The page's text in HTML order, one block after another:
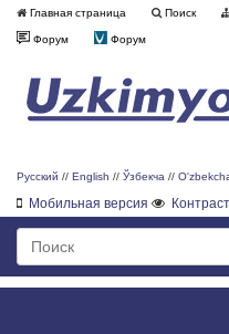
Главная страница Поиск
Форум Форум
Русский // English // Ўзбекча //
Мобильная версия